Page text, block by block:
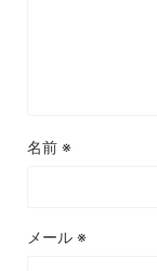
名前 ※
メール ※